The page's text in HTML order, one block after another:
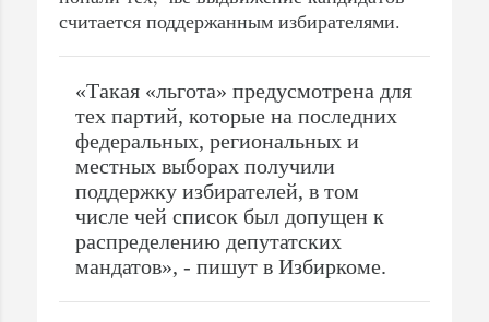
считается поддержанным избирателями.
«Такая «льгота» предусмотрена для
тех партий, которые на последних
федеральных, региональных и
местных выборах получили
поддержку избирателей, в том
числе чей список был допущен к
распределению депутатских
мандатов», - пишут в Избиркоме.